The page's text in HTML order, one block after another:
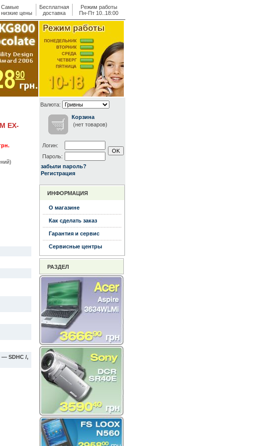
Самые
низкие цены
Бесплатная
доставка
Режим работы
Пн-Пт 10..18:00
EX-
— SDHC /,
Валюта:
Корзина
(нет товаров)
Логин:
Пароль:
забыли пароль?
Регистрация
ИНФОРМАЦИЯ
О магазине
Как сделать заказ
Гарантия и сервис
Сервисные центры
РАЗДЕЛ